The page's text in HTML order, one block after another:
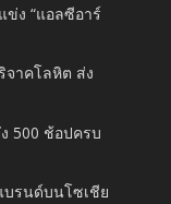
ข่ง “แอลซีอาร์
จาคโลหิต ส่ง
500 ช้อปครบ
บรนด์บนโซเชีย